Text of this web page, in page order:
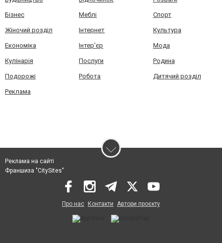
Бізнес Меблі Спорт
Жіночий розділ Інтернет Культура
Економіка Інтер'єр Мода
Кулінарія Послуги Родина
Подорожі Робота Дитячий розділ
Реклама
Реклама на сайті
Франшиза "CitySites"
Про нас Контакти Автори проєкту